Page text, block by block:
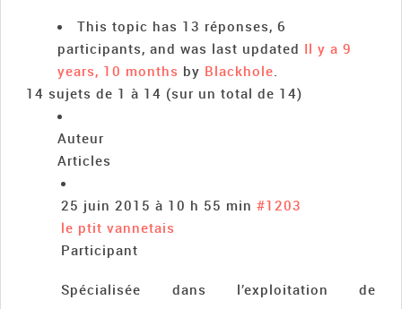
This topic has 13 réponses, 6
participants, and was last updated Il y a 9
years, 10 months by Blackhole.
14 sujets de 1 à 14 (sur un total de 14)
Auteur
Articles
25 juin 2015 à 10 h 55 min #1203
le ptit vannetais
Participant
Spécialisée dans l’exploitation de